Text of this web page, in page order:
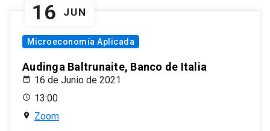
16 JUN
Microeconomía Aplicada
Audinga Baltrunaite, Banco de Italia
16 de Junio de 2021
13:00
Zoom